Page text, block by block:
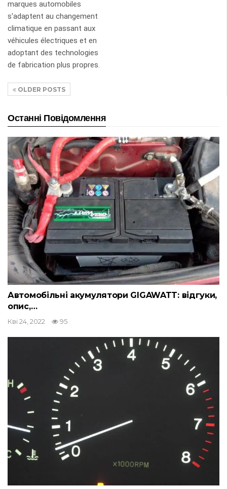
marques automobiles
s'adaptent au changement
climatique en passant aux
véhicules électriques et en
adoptant des technologies
de fabrication plus propres.
OLDER POSTS
Останні Повідомлення
Автомобільні акумулятори GIGAWATT: відгуки,
опис,…
Кві 24, 2022 95